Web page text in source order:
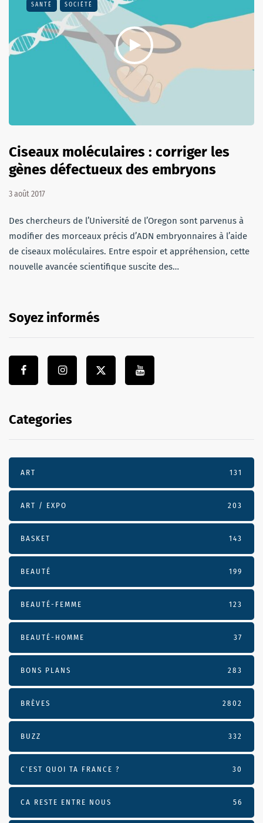
SANTÉ SOCIÉTÉ
Ciseaux moléculaires : corriger les
gènes défectueux des embryons
3 août 2017
Des chercheurs de l’Université de l’Oregon sont parvenus à
modifier des morceaux précis d’ADN embryonnaires à l’aide
de ciseaux moléculaires. Entre espoir et appréhension, cette
nouvelle avancée scientifique suscite des…
Soyez informés
Categories
ART 131
ART / EXPO 203
BASKET 143
BEAUTÉ 199
BEAUTÉ-FEMME 123
BEAUTÉ-HOMME 37
BONS PLANS 283
BRÈVES 2802
BUZZ 332
C'EST QUOI TA FRANCE ? 30
CA RESTE ENTRE NOUS 56